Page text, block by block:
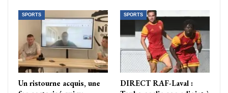
SPORTS
Un ristourne acquis, une
SPORTS
DIRECT RAF-Laval :